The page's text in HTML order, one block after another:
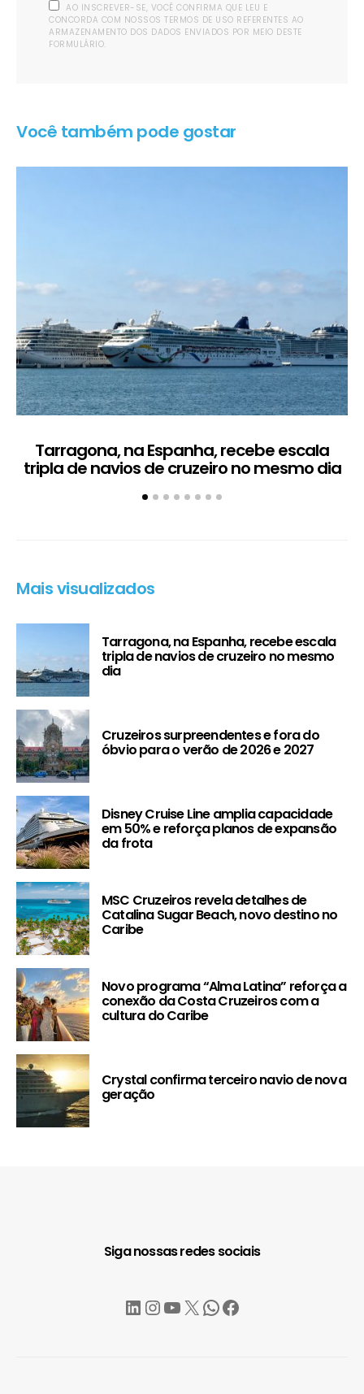
AO INSCREVER-SE, VOCÊ CONFIRMA QUE LEU E
CONCORDA COM NOSSOS TERMOS DE USO REFERENTES AO
ARMAZENAMENTO DOS DADOS ENVIADOS POR MEIO DESTE
FORMULÁRIO.
Você também pode gostar
Tarragona, na Espanha, recebe escala
tripla de navios de cruzeiro no mesmo dia
Mais visualizados
Tarragona, na Espanha, recebe escala
tripla de navios de cruzeiro no mesmo
dia
Cruzeiros surpreendentes e fora do
óbvio para o verão de 2026 e 2027
Disney Cruise Line amplia capacidade
em 50% e reforça planos de expansão
da frota
MSC Cruzeiros revela detalhes de
Catalina Sugar Beach, novo destino no
Caribe
Novo programa “Alma Latina” reforça a
conexão da Costa Cruzeiros com a
cultura do Caribe
Crystal confirma terceiro navio de nova
geração
Siga nossas redes sociais
LinkedIn
Instagram
YouTube
X WhatsApp
Facebook